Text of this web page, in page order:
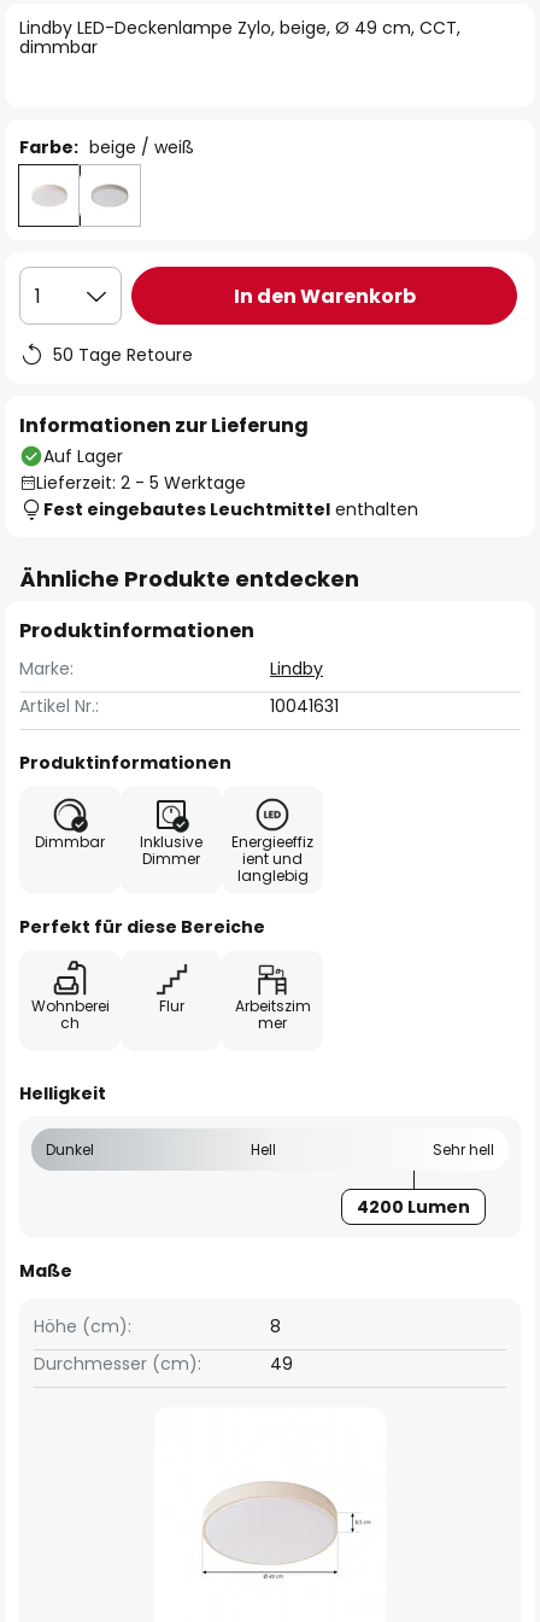
Lindby LED-Deckenlampe Zylo, beige, Ø 49 cm, CCT,
dimmbar
Farbe: beige / weiß
1 In den Warenkorb
50 Tage Retoure
Informationen zur Lieferung
Auf Lager
Lieferzeit: 2 - 5 Werktage
Fest eingebautes Leuchtmittel enthalten
Ähnliche Produkte entdecken
Produktinformationen
Marke:
Lindby
Artikel Nr.:
10041631
Produktinformationen
Dimmbar
Inklusive
Dimmer
Energieeffiz
ient und
langlebig
Perfekt für diese Bereiche
Wohnberei
ch
Flur
Arbeitszim
mer
Helligkeit
Dunkel Hell Sehr hell
4200 Lumen
Maße
Höhe (cm):
8
Durchmesser (cm):
49